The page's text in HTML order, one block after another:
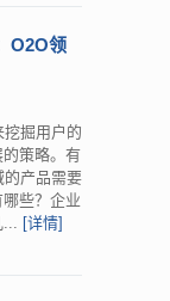
O2O领
掘用户的
策略。有
的产品需要
些？企业
[详情]